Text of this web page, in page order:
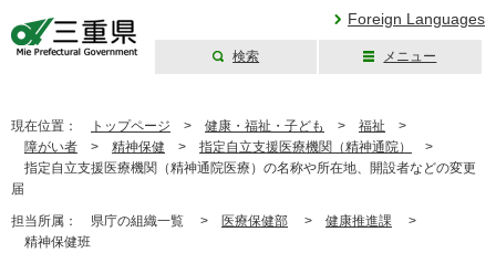
Foreign Languages
検索 メニュー
現在位置： トップページ > 健康・福祉・子ども > 福祉 >
障がい者 > 精神保健 > 指定自立支援医療機関（精神通院）
>
指定自立支援医療機関（精神通院医療）の名称や所在地、開設者などの変更
届
担当所属： 県庁の組織一覧 > 医療保健部 > 健康推進課 >
精神保健班